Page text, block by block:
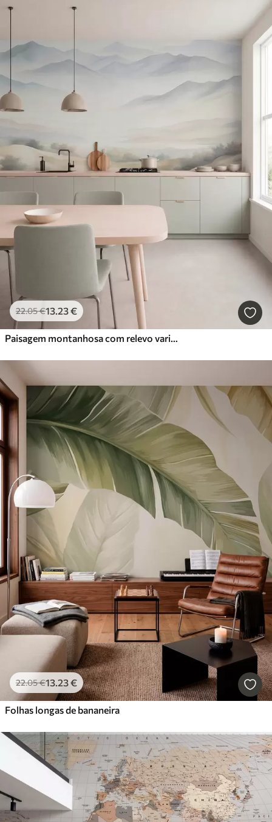
22.05€13.23€
Paisagem montanhosa com relevo variado
22.05€13.23€
Folhas longas de bananeira